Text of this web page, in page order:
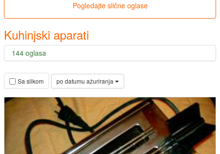
Pogledajte slične oglase
Kuhinjski aparati
144 oglasa
Sa slikom po datumu ažuriranja